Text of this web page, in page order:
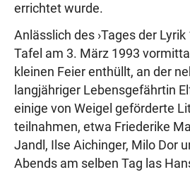
errichtet wurde.
Anlässlich des ›Tages der Lyrik
Tafel am 3. März 1993
kleinen Feier enthüllt, an der
langjähriger Lebensgefährtin
einige von Weigel geförderte
teilnahmen, etwa Friederike
Jandl, Ilse Aichinger, Milo Dor
Abends am selben Tag las